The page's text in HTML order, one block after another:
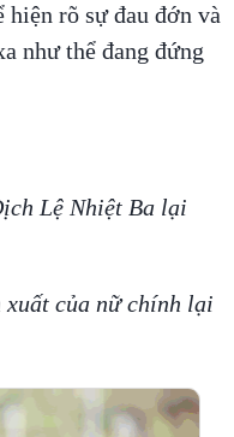
hiện rõ sự đau đớn và
như thể đang đứng
Lệ Nhiệt Ba lại
xuất của nữ chính lại